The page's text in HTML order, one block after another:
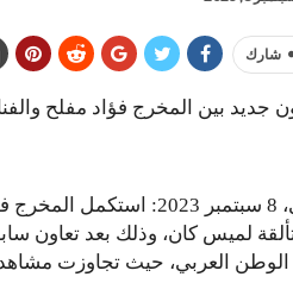
شارك
جديد بين المخرج فؤاد مفلح
دبي، 8 سبتمبر 2023:
لميس كان، وذلك بعد تعاون
العربي، حيث تجاوزت مشاهداتها في